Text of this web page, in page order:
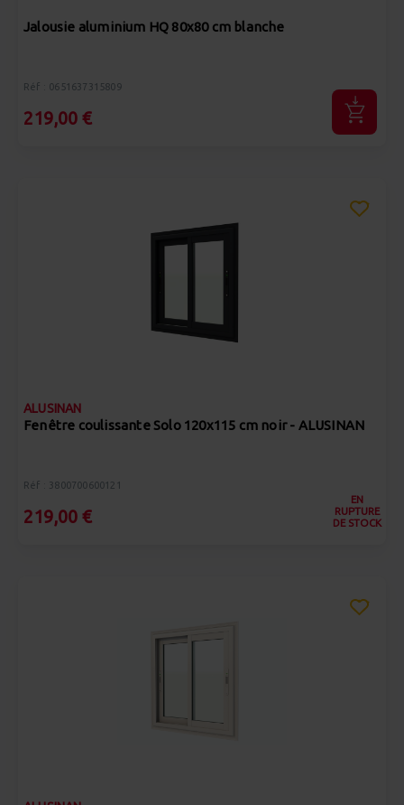
Jalousie aluminium HQ 80x80 cm blanche
Réf : 0651637315809
219,00 €
ALUSINAN
Fenêtre coulissante Solo 120x115 cm noir - ALUSINAN
Réf : 3800700600121
219,00 €
EN
RUPTURE
DE STOCK